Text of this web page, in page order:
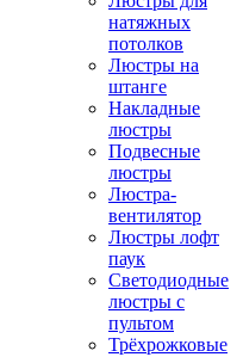
натяжных
потолков
Люстры на
штанге
Накладные
люстры
Подвесные
люстры
Люстра-
вентилятор
Люстры лофт
паук
Светодиодные
люстры с
пультом
Трёхрожковые